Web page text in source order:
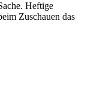
Heftige
Zuschauen das